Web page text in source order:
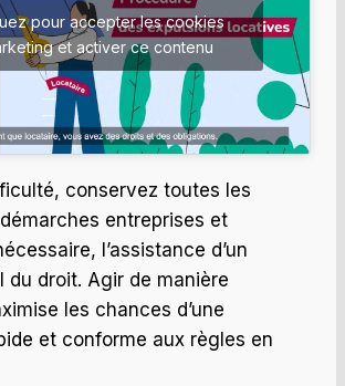
pour accepter les cookies
et activer ce contenu
conservez toutes les
entreprises et
l’assistance d’un
du droit. Agir de manière
les chances d’une
et conforme aux règles en